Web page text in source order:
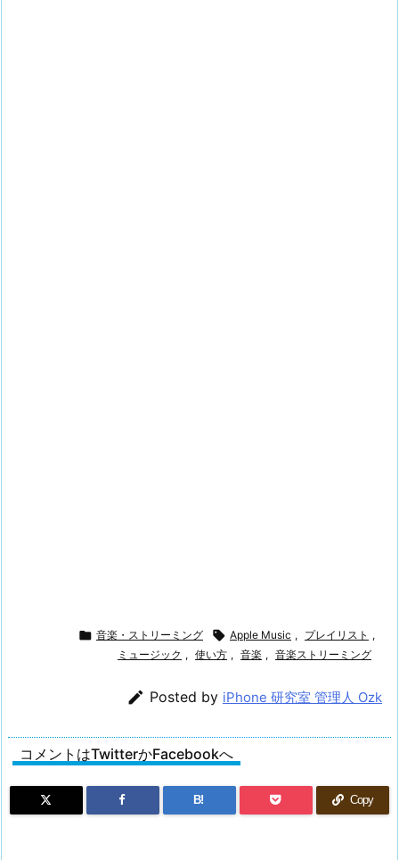
 音楽・ストリーミング  Apple Music , プレイリスト ,
ミュージック , 使い方 , 音楽 , 音楽ストリーミング
 Posted by iPhone 研究室 管理人 Ozk
コメントはTwitterかFacebookへ
B! Copy